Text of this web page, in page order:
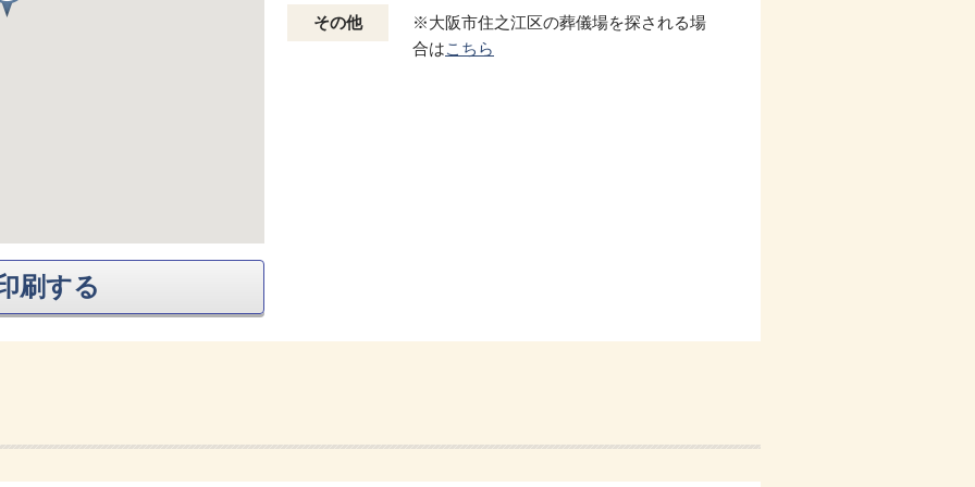
刷する
その他
※大阪市住之江区の葬儀場を探される場
合はこちら